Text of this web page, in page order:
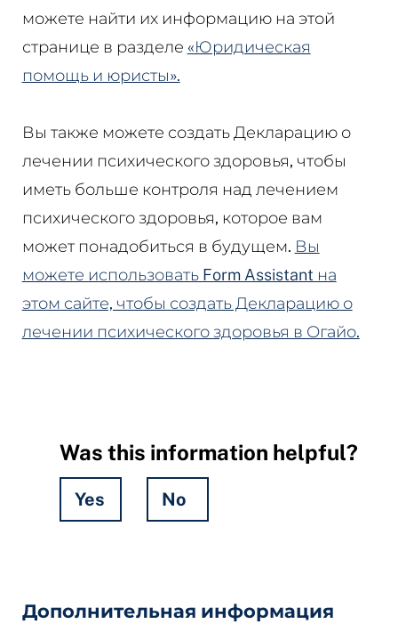
можете найти их информацию на этой
странице в разделе «Юридическая
помощь и юристы».
Вы также можете создать Декларацию о
лечении психического здоровья, чтобы
иметь больше контроля над лечением
психического здоровья, которое вам
может понадобиться в будущем. Вы
можете использовать Form Assistant на
этом сайте, чтобы создать Декларацию о
лечении психического здоровья в Огайо.
Was this information helpful?
Yes No
Дополнительная информация